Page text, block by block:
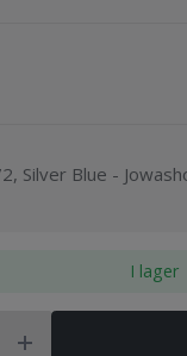
Silver Blue -
I lager